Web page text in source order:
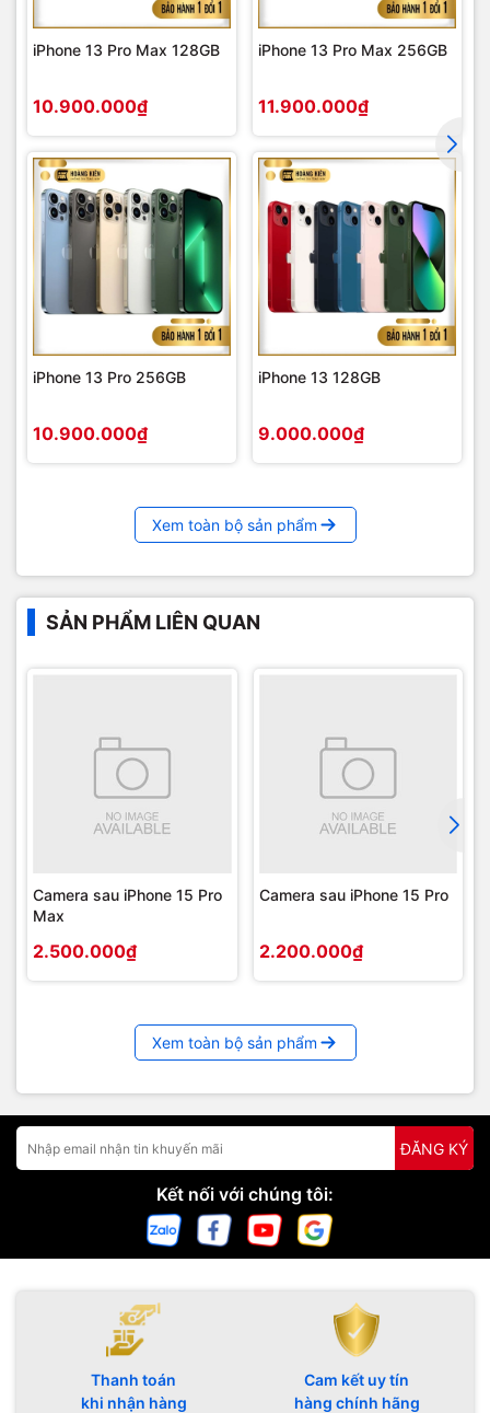
iPhone 13 Pro Max 128GB
10.900.000₫
iPhone 13 Pro Max 256GB
11.900.000₫
iPhone 13 Pro 256GB
10.900.000₫
iPhone 13 128GB
9.000.000₫
Xem toàn bộ sản phẩm
SẢN PHẨM LIÊN QUAN
Camera sau iPhone 15 Pro
Max
2.500.000₫
Camera sau iPhone 15 Pro
2.200.000₫
Xem toàn bộ sản phẩm
ĐĂNG KÝ
Kết nối với chúng tôi:
Thanh toán
khi nhận hàng
Cam kết uy tín
hàng chính hãng